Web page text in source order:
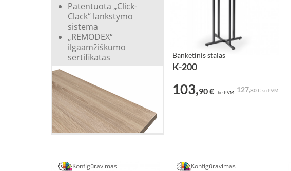
Patentuota „Click-
Clack“ lankstymo
sistema
„REMODEX“
ilgaamžiškumo
sertifikatas
Banketinis stalas
K-200
103,90 € be PVM 127,80 € su PVM
Konfigūravimas Konfigūravimas